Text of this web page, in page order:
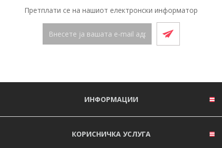
Претплати се на нашиот електронски информатор
ИНФОРМАЦИИ
КОРИСНИЧКА УСЛУГА